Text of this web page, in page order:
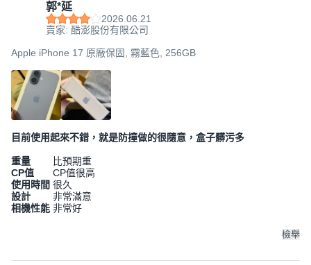
郭*延
2026.06.21
賣家: 酷澎股份有限公司
Apple iPhone 17 原廠保固, 霧藍色, 256GB
目前使用起來不錯，就是防撞做的很隨意，盒子髒污多
重量
比預期重
CP值
CP值很高
使用時間 很久
設計
非常滿意
相機性能 非常好
檢舉